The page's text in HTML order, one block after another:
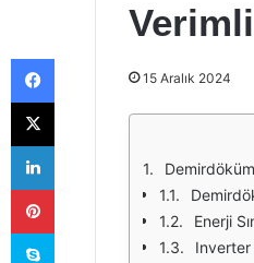
15 Aralık 2024
Enerji
Inverter
Facebook
X
LinkedIn
Pinterest
Skype